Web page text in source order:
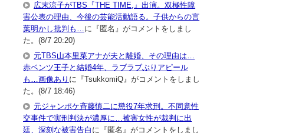
広末涼子がTBS『THE TIME,』出演。双極性障
害公表の理由、今後の芸能活動語る。子供からの言
葉明かし批判も… に『匿名』がコメントをしまし
た。(8/7 20:20)
元TBS山本里菜アナが夫と離婚、その理由は…
赤ベンツ王子と結婚4年、ラブラブぶりアピール
も…画像あり に『TsukkomiQ』がコメントをしまし
た。(8/7 18:46)
元ジャンポケ斉藤慎二に懲役7年求刑。不同意性
交事件で実刑判決が濃厚に…被害女性が裁判に出
廷、深刻な被害告白 に『匿名』がコメントをしまし